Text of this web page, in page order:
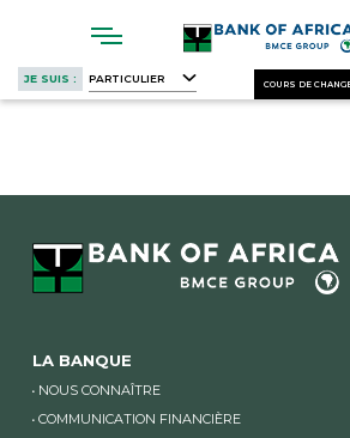
main
content
JE SUIS : PARTICULIER COURS DE
LA BANQUE
NOUS CONNAÎTRE
COMMUNICATION FINANCIÈRE